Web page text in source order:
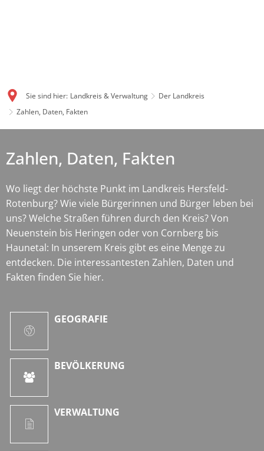
Sie sind hier: Landkreis & Verwaltung
Der Landkreis
Zahlen, Daten, Fakten
Zahlen, Daten, Fakten
Wo liegt der höchste Punkt im Landkreis Hersfeld-
Rotenburg? Wie viele Bürgerinnen und Bürger leben bei
uns? Welche Straßen führen durch den Kreis? Von
Neuenstein bis Heringen oder von Cornberg bis
Haunetal: In unserem Kreis gibt es eine Menge zu
entdecken. Die interessantesten Zahlen, Daten und
Fakten finden Sie hier.
GEOGRAFIE
BEVÖLKERUNG
VERWALTUNG